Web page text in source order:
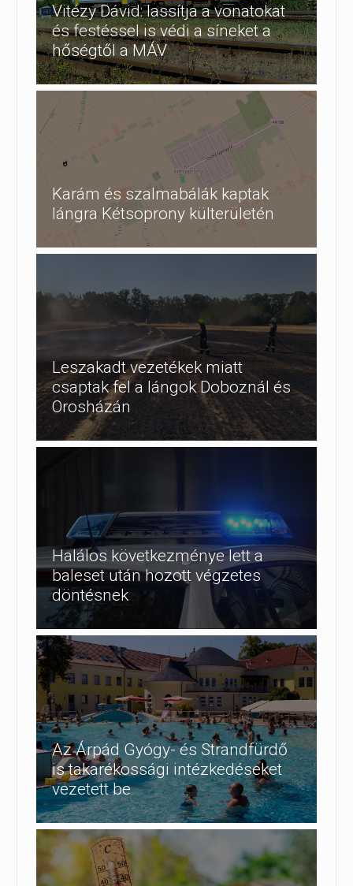
Vitézy Dávid: lassítja a vonatokat
és festéssel is védi a síneket a
hőségtől a MÁV
Karám és szalmabálák kaptak
lángra Kétsoprony külterületén
Leszakadt vezetékek miatt
csaptak fel a lángok Doboznál és
Orosházán
Halálos következménye lett a
baleset után hozott végzetes
döntésnek
Az Árpád Gyógy- és Strandfürdő
is takarékossági intézkedéseket
vezetett be